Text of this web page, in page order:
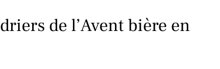
de l’Avent bière en